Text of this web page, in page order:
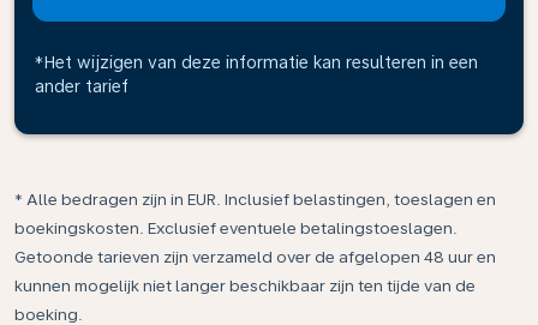
*Het wijzigen van deze informatie kan resulteren in een
ander tarief
* Alle bedragen zijn in EUR. Inclusief belastingen, toeslagen en
boekingskosten. Exclusief eventuele betalingstoeslagen.
Getoonde tarieven zijn verzameld over de afgelopen 48 uur en
kunnen mogelijk niet langer beschikbaar zijn ten tijde van de
boeking.